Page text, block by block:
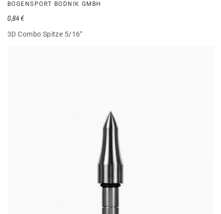
BOGENSPORT BODNIK GMBH
3D Combo Spitze 5/16"
0,84 €